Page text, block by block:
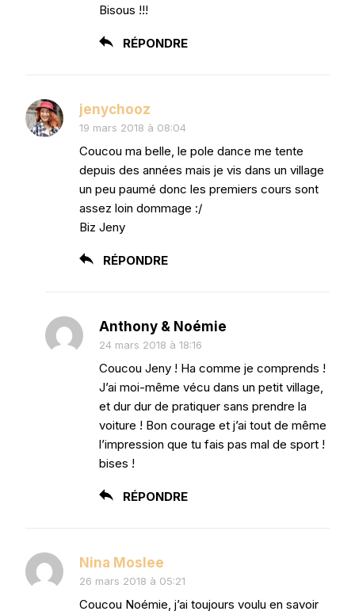
Bisous !!!
RÉPONDRE
jenychooz
19 mars 2018 à 08:04
Coucou ma belle, le pole dance me tente
depuis des années mais je vis dans un village
un peu paumé donc les premiers cours sont
assez loin dommage :/
Biz Jeny
RÉPONDRE
Anthony & Noémie
24 mars 2018 à 18:16
Coucou Jeny ! Ha comme je comprends !
J’ai moi-même vécu dans un petit village,
et dur dur de pratiquer sans prendre la
voiture ! Bon courage et j’ai tout de même
l’impression que tu fais pas mal de sport !
bises !
RÉPONDRE
Nina Moslee
26 mars 2018 à 05:21
Coucou Noémie, j’ai toujours voulu en savoir